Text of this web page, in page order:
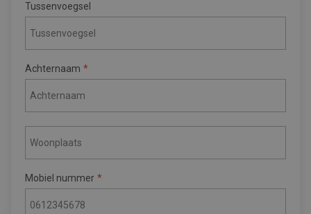
Tussenvoegsel
Achternaam
Mobiel nummer